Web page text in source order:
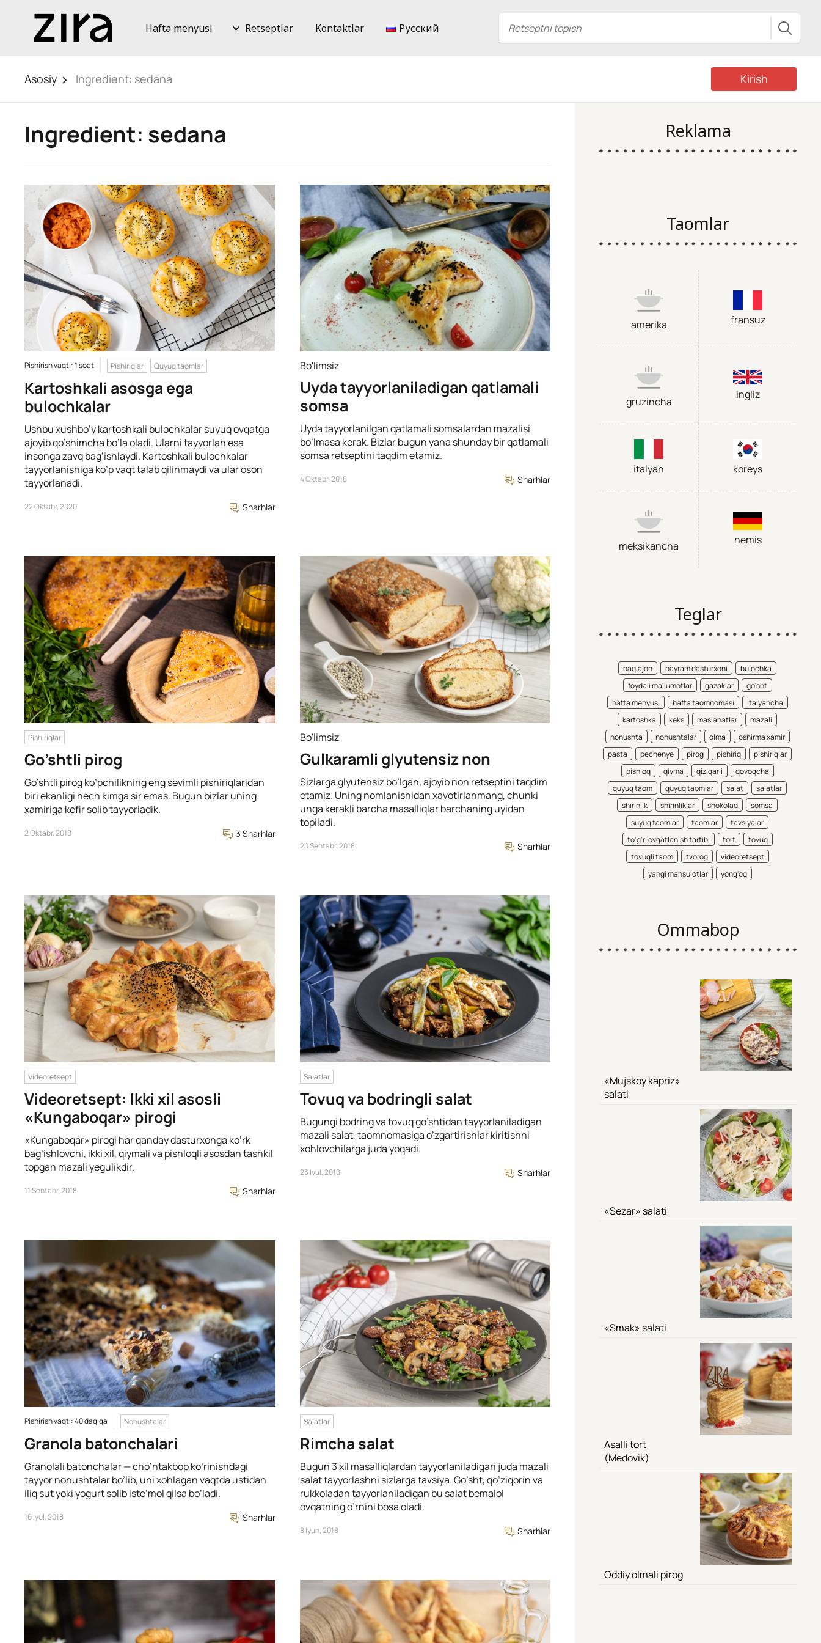
Hafta menyusi Retseptlar Kontaktlar Русский
Asosiy Ingredient: sedana Kirish
Ingredient: sedana
Pishirish vaqti: 1 soat Pishiriqlar Quyuq taomlar
Kartoshkali asosga ega
bulochkalar
Ushbu xushbo’y kartoshkali bulochkalar suyuq ovqatga
ajoyib qo’shimcha bo’la oladi. Ularni tayyorlah esa
insonga zavq bag’ishlaydi. Kartoshkali bulochkalar
tayyorlanishiga ko’p vaqt talab qilinmaydi va ular oson
tayyorlanadi.
22 Oktabr, 2020 Sharhlar
Bo'limsiz
Uyda tayyorlaniladigan qatlamali
somsa
Uyda tayyorlanilgan qatlamali somsalardan mazalisi
bo’lmasa kerak. Bizlar bugun yana shunday bir qatlamali
somsa retseptini taqdim etamiz.
4 Oktabr, 2018 Sharhlar
Pishiriqlar
Go’shtli pirog
Go’shtli pirog ko’pchilikning eng sevimli pishiriqlaridan
biri ekanligi hech kimga sir emas. Bugun bizlar uning
xamiriga kefir solib tayyorladik.
2 Oktabr, 2018 3 Sharhlar
Bo'limsiz
Gulkaramli glyutensiz non
Sizlarga glyutensiz bo’lgan, ajoyib non retseptini taqdim
etamiz. Uning nomlanishidan xavotirlanmang, chunki
unga kerakli barcha masalliqlar barchaning uyidan
topiladi.
20 Sentabr, 2018 Sharhlar
Videoretsept
Videoretsept: Ikki xil asosli
«Kungaboqar» pirogi
«Kungaboqar» pirogi har qanday dasturxonga ko’rk
bag’ishlovchi, ikki xil, qiymali va pishloqli asosdan tashkil
topgan mazali yegulikdir.
11 Sentabr, 2018 Sharhlar
Salatlar
Tovuq va bodringli salat
Bugungi bodring va tovuq go’shtidan tayyorlaniladigan
mazali salat, taomnomasiga o’zgartirishlar kiritishni
xohlovchilarga juda yoqadi.
23 Iyul, 2018 Sharhlar
Pishirish vaqti: 40 daqiqa Nonushtalar
Granola batonchalari
Granolali batonchalar — cho’ntakbop ko’rinishdagi
tayyor nonushtalar bo’lib, uni xohlagan vaqtda ustidan
iliq sut yoki yogurt solib iste’mol qilsa bo’ladi.
16 Iyul, 2018 Sharhlar
Salatlar
Rimcha salat
Bugun 3 xil masalliqlardan tayyorlaniladigan juda mazali
salat tayyorlashni sizlarga tavsiya. Go’sht, qo’ziqorin va
rukkoladan tayyorlaniladigan bu salat bemalol
ovqatning o’rnini bosa oladi.
8 Iyun, 2018 Sharhlar
Reklama
Taomlar
amerika fransuz
gruzincha
ingliz
italyan koreys
meksikancha nemis
Teglar
baqlajon bayram dasturxoni
bulochka
foydali ma'lumotlar
gazaklar
go'sht
hafta menyusi
hafta taomnomasi
italyancha
kartoshka
keks maslahatlar
mazali
nonushta
nonushtalar olma
oshirma xamir
pasta
pechenye pirog pishiriq
pishiriqlar
pishloq
qiyma qiziqarli
qovoqcha
quyuq taom
quyuq taomlar salat
salatlar
shirinlik
shirinliklar shokolad
somsa
suyuq taomlar
taomlar
tavsiyalar
to'g'ri ovqatlanish tartibi
tort
tovuq
tovuqli taom
tvorog
videoretsept
yangi mahsulotlar
yong'oq
Ommabop
«Mujskoy kapriz»
salati
«Sezar» salati
«Smak» salati
Asalli tort
(Medovik)
Oddiy olmali pirog